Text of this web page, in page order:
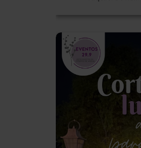
Alquiler de cortina de